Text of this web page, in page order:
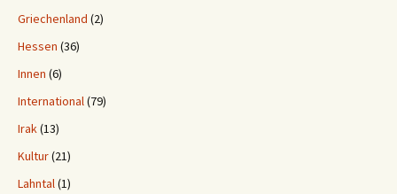
Griechenland (2)
Hessen (36)
Innen (6)
International(79)
Irak(13)
Kultur(21)
Lahntal(1)